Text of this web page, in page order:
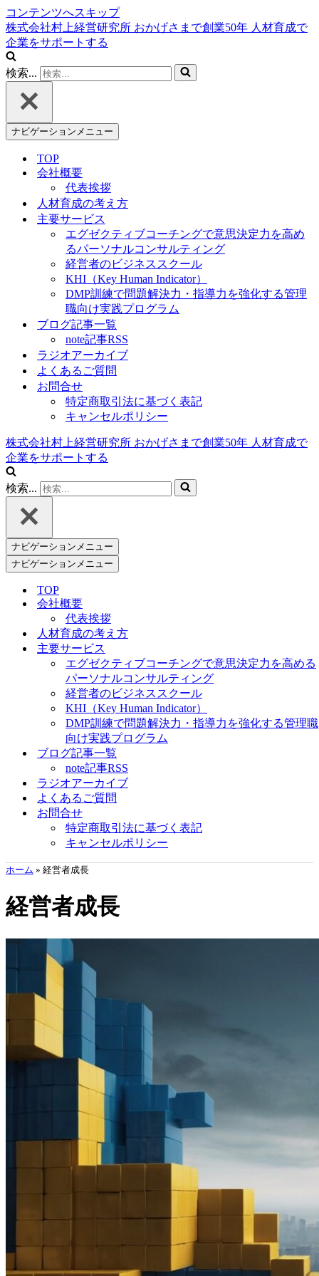
コンテンツへスキップ
株式会社村上経営研究所 おかげさまで創業50年 人材育成で
企業をサポートする
検索...
ナビゲーションメニュー
TOP
会社概要
代表挨拶
人材育成の考え方
主要サービス
エグゼクティブコーチングで意思決定力を高め
るパーソナルコンサルティング
経営者のビジネススクール
KHI（Key Human Indicator）
DMP訓練で問題解決力・指導力を強化する管理
職向け実践プログラム
ブログ記事一覧
note記事RSS
ラジオアーカイブ
よくあるご質問
お問合せ
特定商取引法に基づく表記
キャンセルポリシー
株式会社村上経営研究所 おかげさまで創業50年 人材育成で
企業をサポートする
検索...
ナビゲーションメニュー
ナビゲーションメニュー
TOP
会社概要
代表挨拶
人材育成の考え方
主要サービス
エグゼクティブコーチングで意思決定力を高める
パーソナルコンサルティング
経営者のビジネススクール
KHI（Key Human Indicator）
DMP訓練で問題解決力・指導力を強化する管理職
向け実践プログラム
ブログ記事一覧
note記事RSS
ラジオアーカイブ
よくあるご質問
お問合せ
特定商取引法に基づく表記
キャンセルポリシー
ホーム » 経営者成長
経営者成長